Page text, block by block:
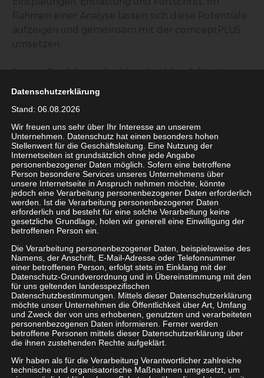
Value Added
Services
und Provider übergreifendes Know-How in
Tarifkombinationen uvm. und entlasten Sie zukünftig
Personal, Ressourcen – und Ihr Portemonnaie.
Gründe für die Nutzung von
Festnetztelefonie
Auch heute noch gibt es genug Motive, die
Festnetztelefonie in Ihrem Unternehmen zu nutzen
– und das nicht nur in einem von vielen Anbietern
empfohlenen Kombi-Paket inklusive Internet/DSL
Anschluss und Router.
Im Vergleich zum Mobilfunk ist die Übertragung
immer noch schneller und es kommt seltener zu
Störungen und Ausfällen. Eine hervorragende
Sprachqualität sorgt für beste Voraussetzungen für
Ihre Telefonate. Auf das Festnetz ist weiterhin
Verlass!
Datenschutzerklärung
Stand: 06.08.2026
Wir freuen uns sehr über Ihr Interesse an unserem
Unternehmen. Datenschutz hat einen besonders hohen
Stellenwert für die Geschäftsleitung. Eine Nutzung der
Internetseiten ist grundsätzlich ohne jede Angabe
personenbezogener Daten möglich. Sofern eine betroffene
Person besondere Services unseres Unternehmens über
unsere Internetseite in Anspruch nehmen möchte, könnte
jedoch eine Verarbeitung personenbezogener Daten erforderlich
werden. Ist die Verarbeitung personenbezogener Daten
erforderlich und besteht für eine solche Verarbeitung keine
gesetzliche Grundlage, holen wir generell eine Einwilligung der
betroffenen Person ein.
Die Verarbeitung personenbezogener Daten, beispielsweise des
Namens, der Anschrift, E-Mail-Adresse oder Telefonnummer
einer betroffenen Person, erfolgt stets im Einklang mit der
Datenschutz-Grundverordnung und in Übereinstimmung mit den
für uns geltenden landesspezifischen
Datenschutzbestimmungen. Mittels dieser Datenschutzerklärung
möchte unser Unternehmen die Öffentlichkeit über Art, Umfang
und Zweck der von uns erhobenen, genutzten und verarbeiteten
personenbezogenen Daten informieren. Ferner werden
betroffene Personen mittels dieser Datenschutzerklärung über
die ihnen zustehenden Rechte aufgeklärt.
Wir haben als für die Verarbeitung Verantwortlicher zahlreiche
technische und organisatorische Maßnahmen umgesetzt, um